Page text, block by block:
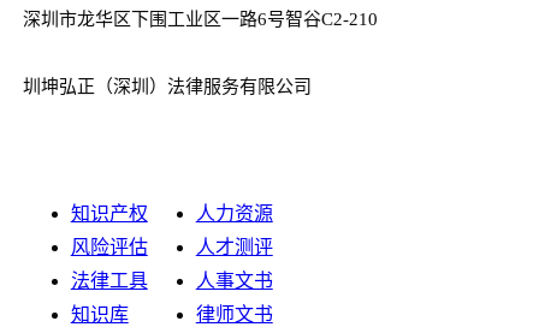
深圳市龙华区下围工业区一路6号智谷C2-210
圳坤弘正（深圳）法律服务有限公司
知识产权
风险评估
法律工具
知识库
人力资源
人才测评
人事文书
律师文书